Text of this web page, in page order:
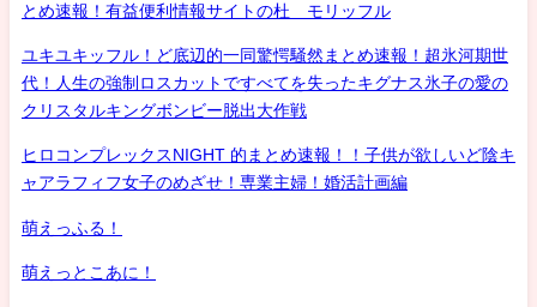
とめ速報！有益便利情報サイトの杜 モリッフル
ユキユキッフル！ど底辺的一同驚愕騒然まとめ速報！超氷河期世
代！人生の強制ロスカットですべてを失ったキグナス氷子の愛の
クリスタルキングボンビー脱出大作戦
ヒロコンプレックスNIGHT 的まとめ速報！！子供が欲しいど陰キ
ャアラフィフ女子のめざせ！専業主婦！婚活計画編
萌えっふる！
萌えっとこあに！